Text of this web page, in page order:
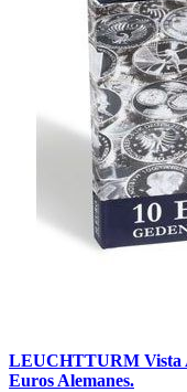
LEUCHTTURM Vista
Euros Alemanes.